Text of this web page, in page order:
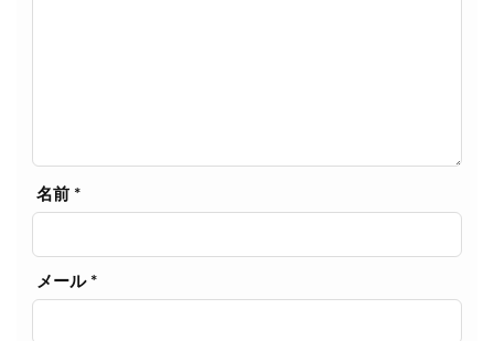
名前 *
メール *